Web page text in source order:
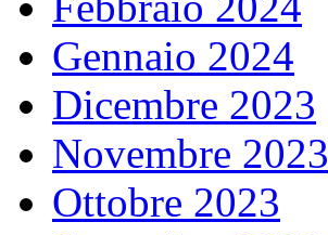
Gennaio 2024
Dicembre 2023
Novembre 2023
Ottobre 2023